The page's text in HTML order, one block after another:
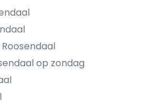
op zondag